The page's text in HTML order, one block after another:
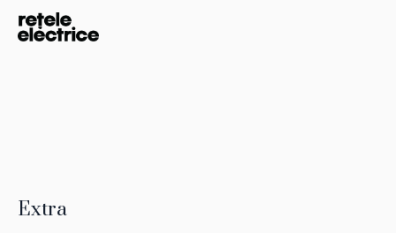
Extra